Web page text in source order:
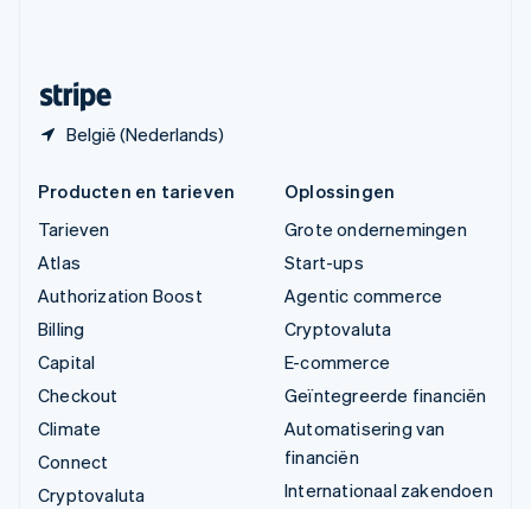
België (Nederlands)
Producten en tarieven
Tarieven
Atlas
Authorization Boost
Billing
Capital
Checkout
Climate
Connect
Cryptovaluta
Oplossingen
Grote ondernemingen
Start-ups
Agentic commerce
Cryptovaluta
E-commerce
Geïntegreerde financiën
Automatisering van
financiën
Internationaal zakendoen